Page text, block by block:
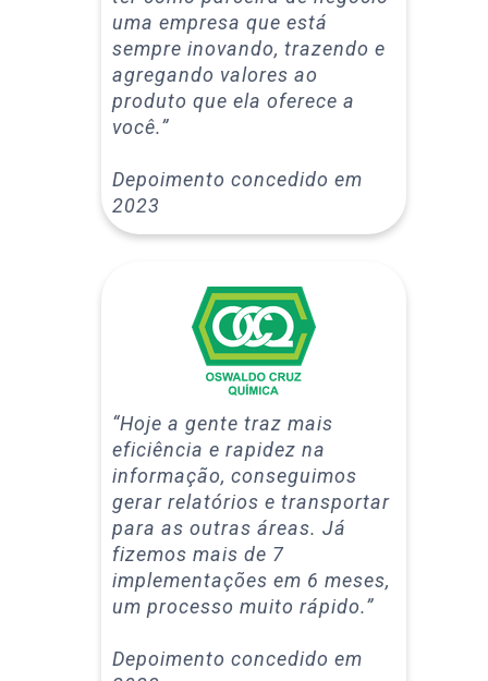
uma empresa que está
sempre inovando, trazendo e
agregando valores ao
produto que ela oferece a
você.”
Depoimento concedido em
2023
“Hoje a gente traz mais
eficiência e rapidez na
informação, conseguimos
gerar relatórios e transportar
para as outras áreas. Já
fizemos mais de 7
implementações em 6 meses,
um processo muito rápido.”
Depoimento concedido em